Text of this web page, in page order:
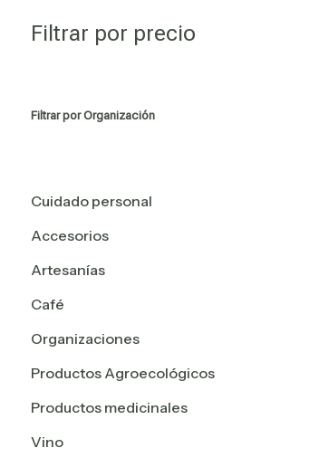
Productos Agroecológicos
Productos medicinales
Filtrar por precio
Filtrar por Organización
Cuidado personal
Accesorios
Artesanías
Café
Organizaciones
Productos Agroecológicos
Productos medicinales
Vino